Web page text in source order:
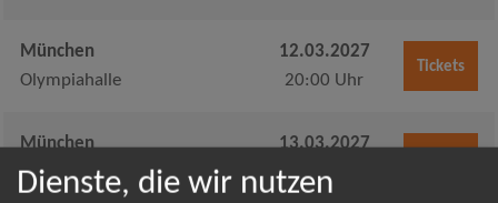
München
Olympiahalle
12.03.2027
20:00 Uhr
Tickets
München
Olympiahalle
13.03.2027
19:00 Uhr
Dienste, die wir nutzen